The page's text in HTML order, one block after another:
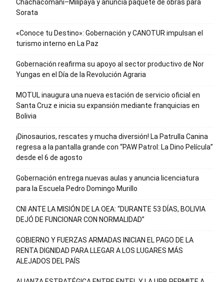
Chachacomani–Milipaya y anuncia paquete de obras para
Sorata
«Conoce tu Destino»: Gobernación y CANOTUR impulsan el
turismo interno en La Paz
Gobernación reafirma su apoyo al sector productivo de Nor
Yungas en el Día de la Revolución Agraria
MOTUL inaugura una nueva estación de servicio oficial en
Santa Cruz e inicia su expansión mediante franquicias en
Bolivia
¡Dinosaurios, rescates y mucha diversión! La Patrulla Canina
regresa a la pantalla grande con “PAW Patrol: La Dino Película”
desde el 6 de agosto
Gobernación entrega nuevas aulas y anuncia licenciatura
para la Escuela Pedro Domingo Murillo
CNI ANTE LA MISIÓN DE LA OEA: “DURANTE 53 DÍAS, BOLIVIA
DEJÓ DE FUNCIONAR CON NORMALIDAD”
GOBIERNO Y FUERZAS ARMADAS INICIAN EL PAGO DE LA
RENTA DIGNIDAD PARA LLEGAR A LOS LUGARES MÁS
ALEJADOS DEL PAÍS